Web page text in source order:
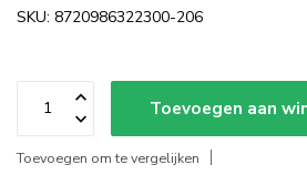
SKU: 8720986322300-206
Toevoegen aan
Toevoegen om te vergelijken